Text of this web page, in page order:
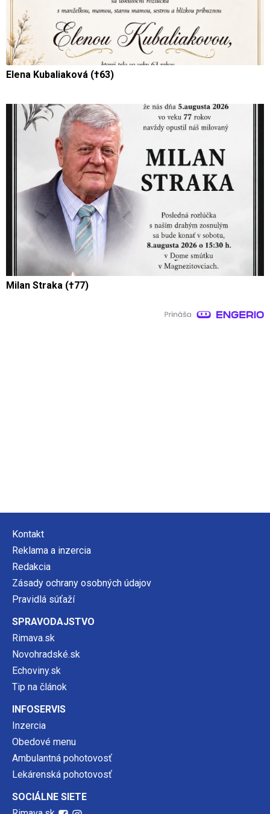
Elena Kubaliaková (†63)
Milan Straka (†77)
Kontakt
Reklama a inzercia
Redakcia
Zásady ochrany osobných údajov
Pravidlá súťaží
SPRAVODAJSTVO
Rimava.sk
Novohradské.sk
Echoviny.sk
Tip na článok
INFOSERVIS
Inzercia
Obedové menu
Ambulantná pohotovosť
Lekárenská pohotovosť
SOCIÁLNE SIETE